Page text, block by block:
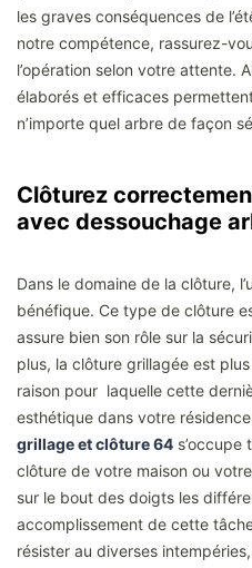
les graves conséquences de
notre compétence, rassurez-
l’opération selon votre attente.
élaborés et efficaces
n’importe quel arbre de façon
Clôturez
avec dessouchage
Dans le domaine de la clôture,
bénéfique. Ce type de clôture
assure bien son rôle sur la
plus, la clôture grillagée est
raison pour laquelle cette
esthétique dans votre
grillage et clôture 64 s’occupe
clôture de votre maison ou
sur le bout des doigts les
accomplissement de cette
résister au diverses